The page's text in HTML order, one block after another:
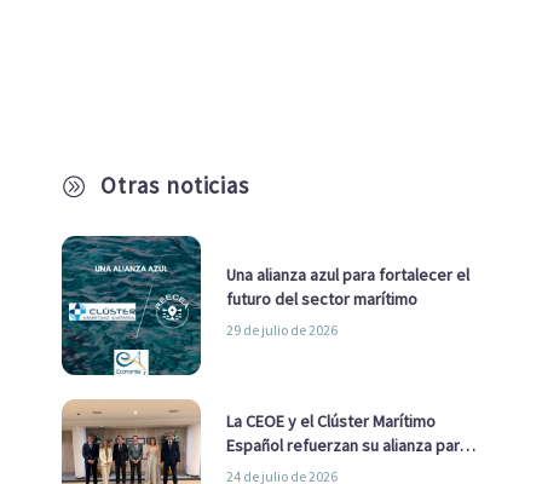
A Otras noticias
Una alianza azul para fortalecer el
futuro del sector marítimo
29 de julio de 2026
La CEOE y el Clúster Marítimo
Español refuerzan su alianza para
impulsar una estrategia Nacional
24 de julio de 2026